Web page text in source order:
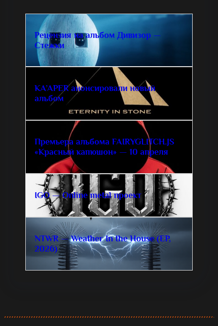
Рецензия на альбом Дивизор —
Стежки
KA’APER анонсировали новый
альбом
Премьера альбома FAIRYGLITCH.JS
«Красный капюшон» — 10 апреля
IGO — Online metal проект
NTWR — Weather In the House (EP,
2026)